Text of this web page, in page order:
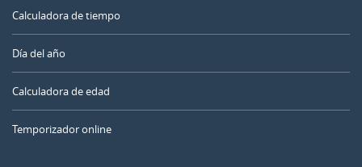
Calculadora de tiempo
Día del año
Calculadora de edad
Temporizador online